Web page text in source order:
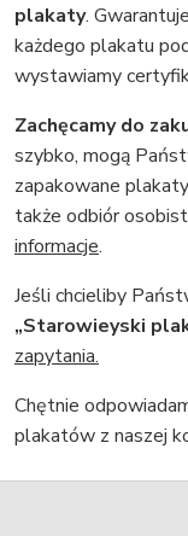
plakaty.
każdego plakatu
wystawiamy
Zachęcamy do
szybko, mogą
zapakowane
także odbiór
informacje.
Jeśli chcieliby
„Starowieyski
zapytania.
Chętnie
plakatów z naszej